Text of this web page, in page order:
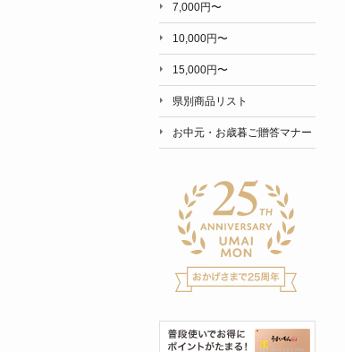
7,000円〜
10,000円〜
15,000円〜
県別商品リスト
お中元・お歳暮ご贈答マナー